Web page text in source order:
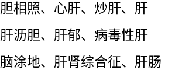
相照、心肝、炒肝、肝
沥胆、肝郁、病毒性肝
涂地、肝肾综合征、肝肠